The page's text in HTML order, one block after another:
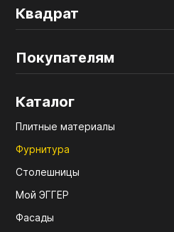
Квадрат
Покупателям
Каталог
Плитные материалы
Фурнитура
Столешницы
Мой ЭГГЕР
Фасады